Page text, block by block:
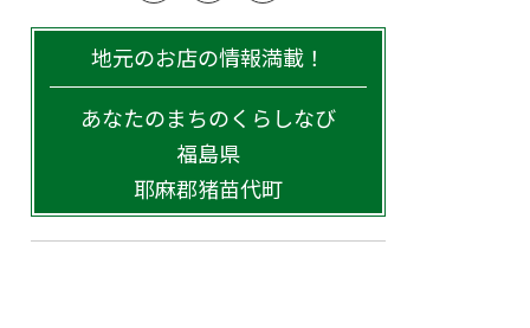
地元のお店の情報満載！
あなたのまちのくらしなび
福島県
耶麻郡猪苗代町